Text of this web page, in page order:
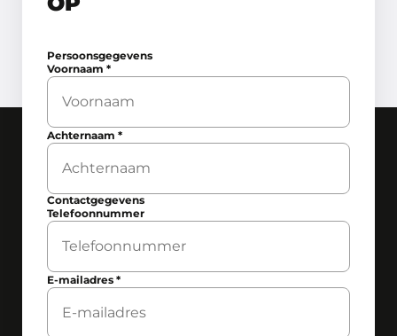
Persoonsgegevens
Voornaam*
Achternaam*
Contactgegevens
Telefoonnummer
E-mailadres*